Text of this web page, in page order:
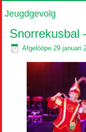
Jeugdgevolg
Snorrekusbal
Afgelòòpe 29 januari